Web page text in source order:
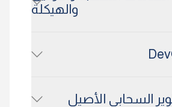
والهيكلة
السحابي الأصيل